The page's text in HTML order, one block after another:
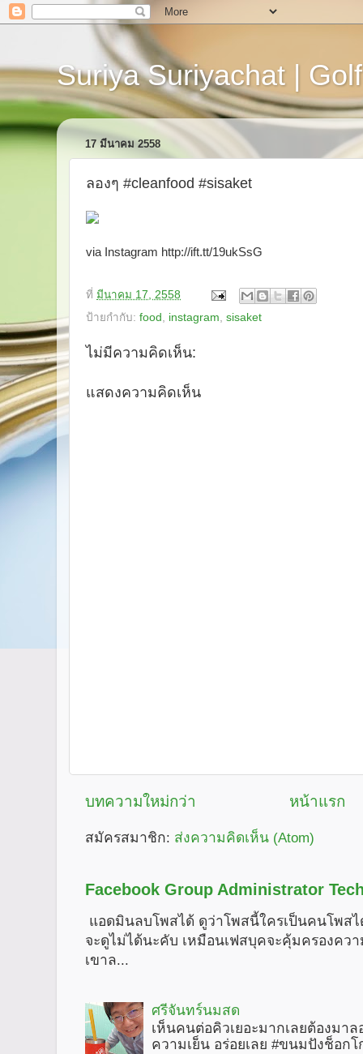
Suriya Suriyachat | Golf
17 มีนาคม 2558
ลองๆ #cleanfood #sisaket
via Instagram http://ift.tt/19ukSsG
ที่ มีนาคม 17, 2558
ป้ายกำกับ: food instagram sisaket
ไม่มีความคิดเห็น:
แสดงความคิดเห็น
บทความใหม่กว่า หน้าแรก
สมัครสมาชิก: ส่งความคิดเห็น (Atom)
Facebook Group Administrator
แอดมินลบโพสได้ ดูว่าโพสนี้ใครเป็นคนโพส
จะดูไม่ได้นะคับ เหมือนเฟสบุคจะคุ้มครองคว
เขาล...
ศรีจันทร์นมสด
เห็นคนต่อคิวเยอะมากเลยต้องมา
ความเย็น อร่อยเลย #ขนมปังช็อก